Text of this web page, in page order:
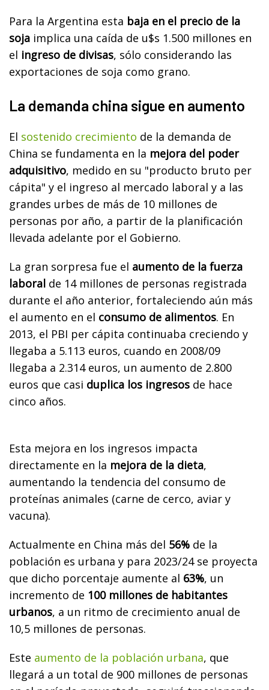
Para la Argentina esta baja en el precio de la
soja implica una caída de u$s 1.500 millones en
el ingreso de divisas, sólo considerando las
exportaciones de soja como grano.
La demanda china sigue en aumento
El sostenido crecimiento de la demanda de
China se fundamenta en la mejora del poder
adquisitivo, medido en su "producto bruto per
cápita" y el ingreso al mercado laboral y a las
grandes urbes de más de 10 millones de
personas por año, a partir de la planificación
llevada adelante por el Gobierno.
La gran sorpresa fue el aumento de la fuerza
laboral de 14 millones de personas registrada
durante el año anterior, fortaleciendo aún más
el aumento en el consumo de alimentos. En
2013, el PBI per cápita continuaba creciendo y
llegaba a 5.113 euros, cuando en 2008/09
llegaba a 2.314 euros, un aumento de 2.800
euros que casi duplica los ingresos de hace
cinco años.
Esta mejora en los ingresos impacta
directamente en la mejora de la dieta,
aumentando la tendencia del consumo de
proteínas animales (carne de cerco, aviar y
vacuna).
Actualmente en China más del 56% de la
población es urbana y para 2023/24 se proyecta
que dicho porcentaje aumente al 63%, un
incremento de 100 millones de habitantes
urbanos, a un ritmo de crecimiento anual de
10,5 millones de personas.
Este aumento de la población urbana, que
llegará a un total de 900 millones de personas